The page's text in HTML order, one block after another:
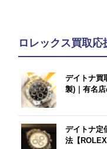
ロレックス買取
デイトナ買
製)｜有名
デイトナ定
法【